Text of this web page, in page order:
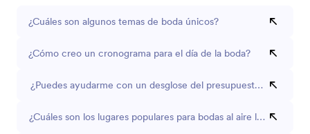
¿Cuáles son algunos temas de boda únicos?
¿Cómo creo un cronograma para el día de la boda?
¿Puedes ayudarme con un desglose del presupuesto de boda?
¿Cuáles son los lugares populares para bodas al aire libre?